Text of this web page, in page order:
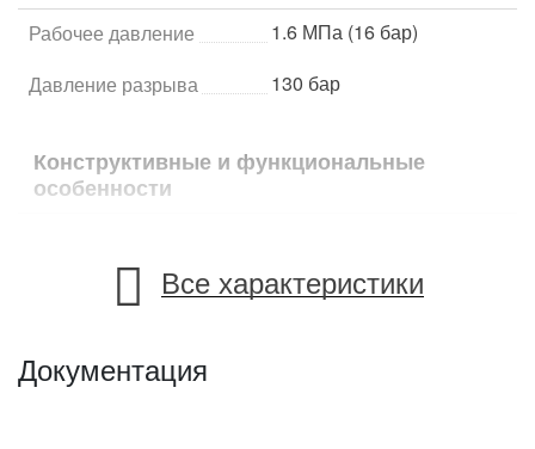
Рабочее давление
1.6 МПа (16 бар)
Давление разрыва
130 бар
Конструктивные и функциональные
особенности
композитно-полимерный
мателиал
Все характеристики
Документация